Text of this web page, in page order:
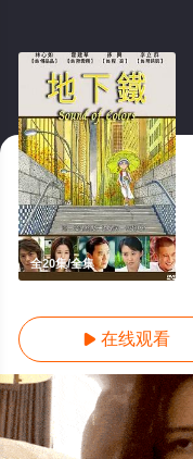
全20集/全集
 在线观看